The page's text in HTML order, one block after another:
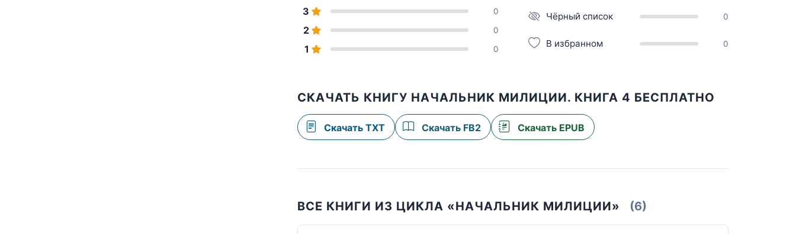
3 0
2 0
1 0
Чёрный список 0
В избранном 0
СКАЧАТЬ КНИГУ НАЧАЛЬНИК МИЛИЦИИ. КНИГА 4 БЕСПЛАТНО
Скачать TXT Скачать FB2 Скачать EPUB
ВСЕ КНИГИ ИЗ ЦИКЛА «НАЧАЛЬНИК МИЛИЦИИ» (6)